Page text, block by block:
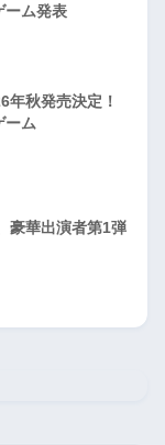
ーム発表
年秋発売決定！
ーム
豪華出演者第1弾